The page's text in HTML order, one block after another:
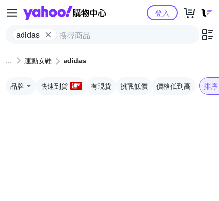
Yahoo購物中心
adidas
登入
運動女鞋 adidas
品牌 快速到貨 有現貨 挑戰低價 價格低到高 排序